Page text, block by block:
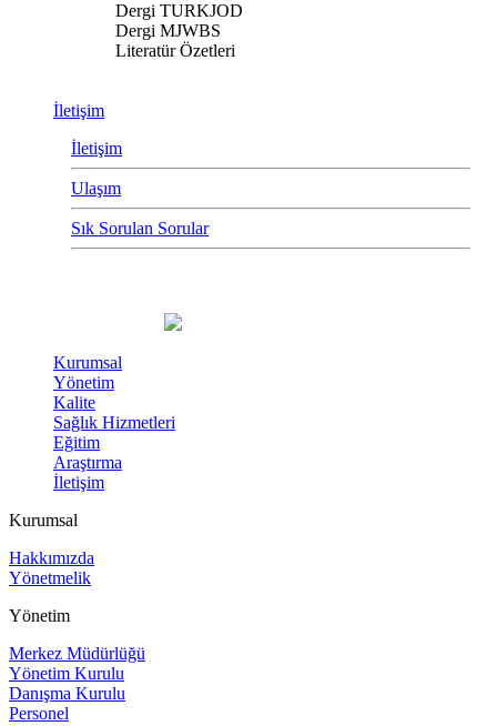
Dergi TURKJOD
Dergi MJWBS
Literatür Özetleri
İletişim
İletişim
Ulaşım
Sık Sorulan Sorular
Kurumsal
Yönetim
Kalite
Sağlık Hizmetleri
Eğitim
Araştırma
İletişim
Kurumsal
Hakkımızda
Yönetmelik
Yönetim
Merkez Müdürlüğü
Yönetim Kurulu
Danışma Kurulu
Personel